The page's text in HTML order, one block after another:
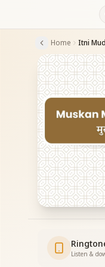
Home Itni
Listen &